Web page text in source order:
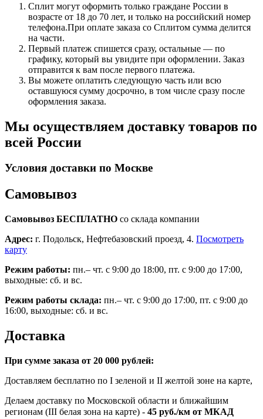
Сплит могут оформить только граждане России в
возрасте от 18 до 70 лет, и только на российский номер
телефона.При оплате заказа со Сплитом сумма делится
на части.
Первый платеж спишется сразу, остальные — по
графику, который вы увидите при оформлении. Заказ
отправится к вам после первого платежа.
Вы можете оплатить следующую часть или всю
оставшуюся сумму досрочно, в том числе сразу после
оформления заказа.
Мы осуществляем доставку товаров по
всей России
Условия доставки по Москве
Самовывоз
Самовывоз БЕСПЛАТНО со склада компании
Адрес: г. Подольск, Нефтебазовский проезд, 4. Посмотреть
карту
Режим работы: пн.– чт. с 9:00 до 18:00, пт. с 9:00 до 17:00,
выходные: сб. и вс.
Режим работы склада: пн.– чт. с 9:00 до 17:00, пт. с 9:00 до
16:00, выходные: сб. и вс.
Доставка
При сумме заказа от 20 000 рублей:
Доставляем бесплатно по I зеленой и II желтой зоне на карте,
Делаем доставку по Московской области и ближайшим
регионам (III белая зона на карте) - 45 руб./км от МКАД